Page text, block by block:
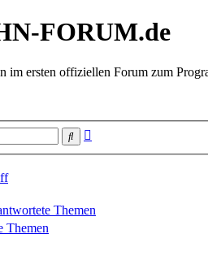
FORUM.de
im ersten offiziellen Forum zum
Suche
Themen
Themen